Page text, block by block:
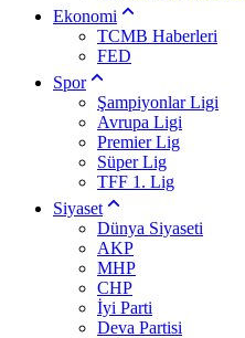
Ekonomi
TCMB Haberleri
FED
Spor
Şampiyonlar Ligi
Avrupa Ligi
Premier Lig
Süper Lig
TFF 1. Lig
Siyaset
Dünya Siyaseti
AKP
MHP
CHP
İyi Parti
Deva Partisi